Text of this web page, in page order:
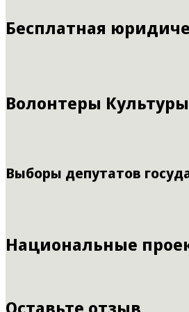
Бесплатная
Волонтеры Культуры
Выборы депутатов
Национальные